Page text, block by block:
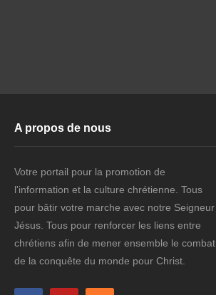
A propos de nous
Votre portail pour la promotion de
l'information et la culture chrétienne. Tous
pour bâtir votre marche avec notre Seigneur
Jésus. Tous pour renforcer les liens entre
chrétiens afin de mener ensemble le combat
de la conquête du monde pour Christ.